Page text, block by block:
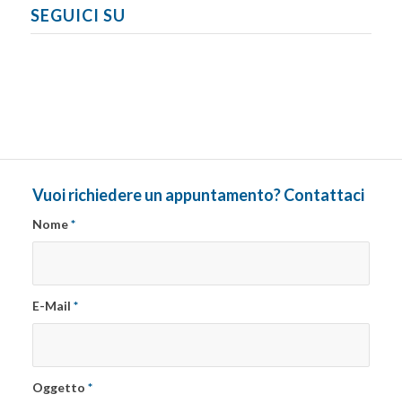
SEGUICI SU
Vuoi richiedere un appuntamento? Contattaci
Nome*
E-Mail *
Oggetto *